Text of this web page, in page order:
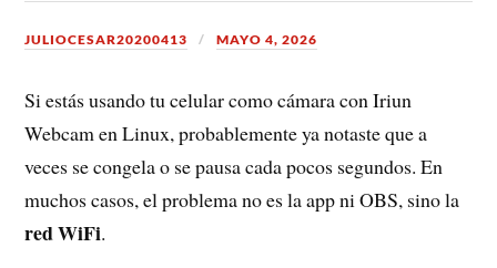
JULIOCESAR20200413 MAYO 4, 2026
Si estás usando tu celular como cámara con Iriun
Webcam en Linux, probablemente ya notaste que a
veces se congela o se pausa cada pocos segundos. En
muchos casos, el problema no es la app ni OBS, sino la
red WiFi.